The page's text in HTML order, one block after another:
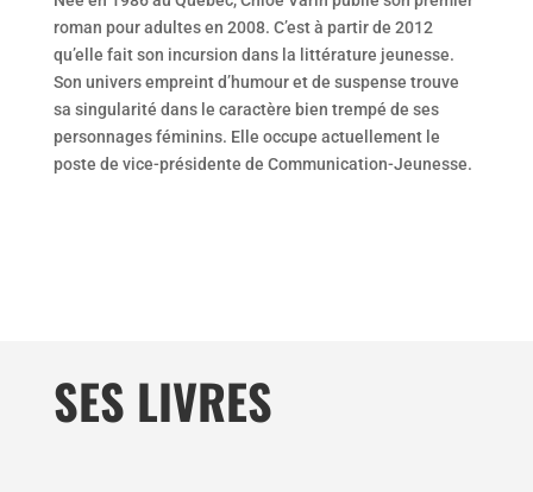
roman pour adultes en 2008. C’est à partir de 2012
qu’elle fait son incursion dans la littérature jeunesse.
Son univers empreint d’humour et de suspense trouve
sa singularité dans le caractère bien trempé de ses
personnages féminins. Elle occupe actuellement le
poste de vice-présidente de Communication-Jeunesse.
SES LIVRES